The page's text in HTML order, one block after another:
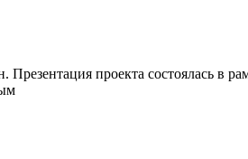
проекта состоялась в